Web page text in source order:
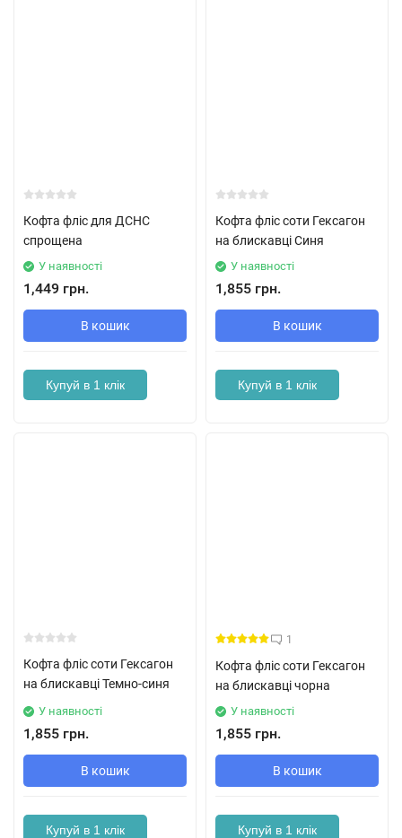
Кофта фліс для ДСНС
спрощена
У наявності
1,449 грн.
В кошик
Купуй в 1 клік
Кофта фліс соти Гексагон
на блискавці Синя
У наявності
1,855 грн.
В кошик
Купуй в 1 клік
Кофта фліс соти Гексагон
на блискавці Темно-синя
У наявності
1,855 грн.
В кошик
Купуй в 1 клік
1
Кофта фліс соти Гексагон
на блискавці чорна
У наявності
1,855 грн.
В кошик
Купуй в 1 клік